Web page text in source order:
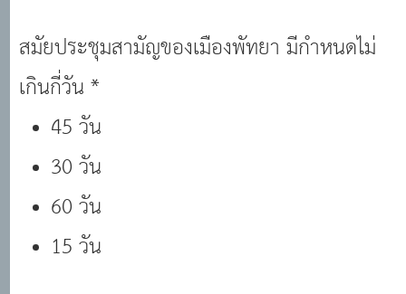
สมัยประชุมสามัญของเมืองพัทยา มีกำหนดไม่
เกินกี่วัน *
45 วัน
30 วัน
60 วัน
15 วัน